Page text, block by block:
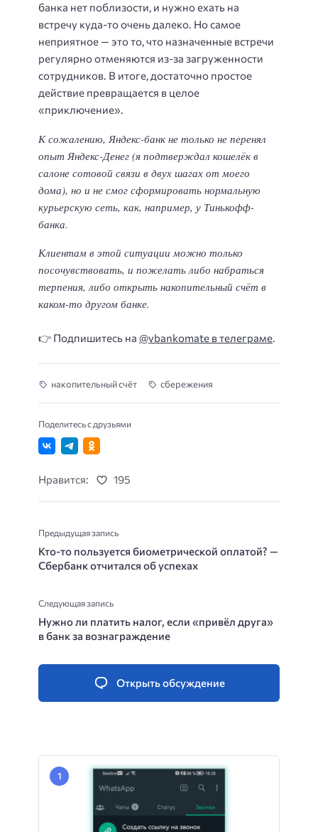
банка нет поблизости, и нужно ехать на
встречу куда-то очень далеко. Но самое
неприятное — это то, что назначенные встречи
регулярно отменяются из-за загруженности
сотрудников. В итоге, достаточно простое
действие превращается в целое
«приключение».
К сожалению, Яндекс-банк не только не перенял
опыт Яндекс-Денег (я подтверждал кошелёк в
салоне сотовой связи в двух шагах от моего
дома), но и не смог сформировать нормальную
курьерскую сеть, как, например, у Тинькофф-
банка.
Клиентам в этой ситуации можно только
посочувствовать, и пожелать либо набраться
терпения, либо открыть накопительный счёт в
каком-то другом банке.
👉 Подпишитесь на @vbankomate в телеграме.
накопительный счёт сбережения
Поделитесь с друзьями
Нравится: 195
Предыдущая запись
Кто-то пользуется биометрической оплатой? —
Сбербанк отчитался об успехах
Следующая запись
Нужно ли платить налог, если «привёл друга»
в банк за вознаграждение
Открыть обсуждение